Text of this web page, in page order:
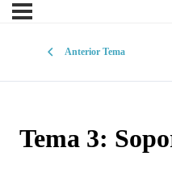
Anterior Tema
Tema 3: